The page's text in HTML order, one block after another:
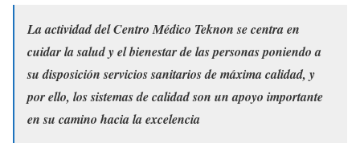
La actividad del Centro Médico Teknon se centra en
cuidar la salud y el bienestar de las personas poniendo a
su disposición servicios sanitarios de máxima calidad, y
por ello, los sistemas de calidad son un apoyo importante
en su camino hacia la excelencia